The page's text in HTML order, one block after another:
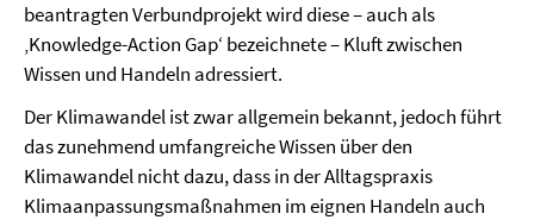
beantragten Verbundprojekt wird diese – auch als
‚Knowledge-Action Gap‘ bezeichnete – Kluft zwischen
Wissen und Handeln adressiert.
Der Klimawandel ist zwar allgemein bekannt, jedoch führt
das zunehmend umfangreiche Wissen über den
Klimawandel nicht dazu, dass in der Alltagspraxis
Klimaanpassungsmaßnahmen im eignen Handeln auch